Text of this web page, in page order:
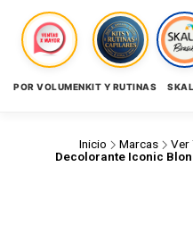
POR VOLUMENKIT Y RUTINAS
Inicio Marcas
Ver
Decolorante Iconic